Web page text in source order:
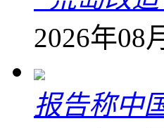
2026年08
报告称中